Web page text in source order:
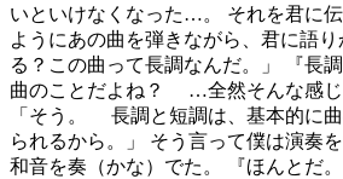
いといけなくなった…。 それを君に
ようにあの曲を弾きながら、君に語
る？この曲って長調なんだ。」 『長
曲のことだよね？ …全然そんな感じ
「そう。 長調と短調は、基本的に
られるから。」 そう言って僕は演奏
和音を奏（かな）でた。 『ほんとだ